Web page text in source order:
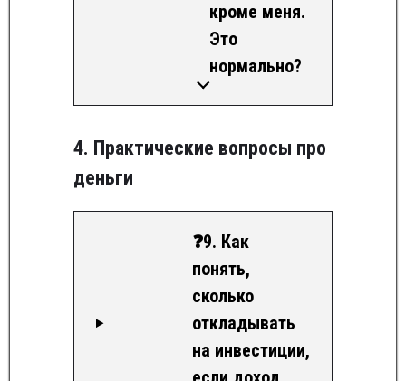
кроме меня.
Это
нормально?
4. Практические вопросы про
деньги
❓9. Как
понять,
сколько
откладывать
на инвестиции,